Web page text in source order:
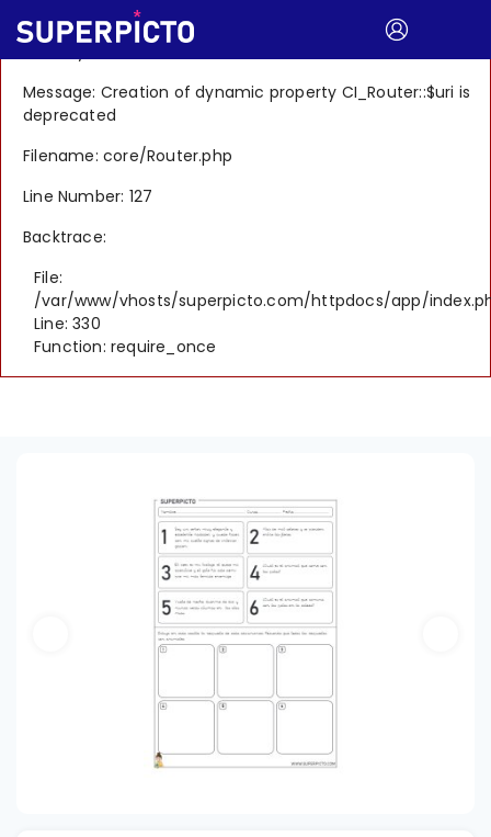
A PHP Error was encountered
Message: Creation of dynamic property CI_Router::$uri is
deprecated
Filename: core/Router.php
Line Number: 127
Backtrace:
File:
/var/www/vhosts/superpicto.com/httpdocs/app/
Line: 330
Function: require_once